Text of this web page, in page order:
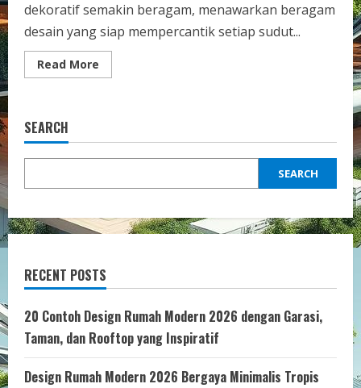
dekoratif semakin beragam, menawarkan beragam
desain yang siap mempercantik setiap sudut...
Read More
more
Terbaik
SEARCH
SEARCH
RECENT POSTS
20 Contoh Design Rumah Modern 2026 dengan Garasi,
Taman, dan Rooftop yang Inspiratif
Design Rumah Modern 2026 Bergaya Minimalis Tropis